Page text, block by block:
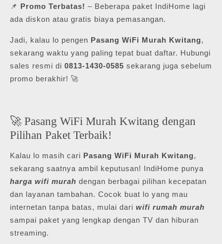
📌 Promo Terbatas! – Beberapa paket IndiHome lagi
ada diskon atau gratis biaya pemasangan.
Jadi, kalau lo pengen Pasang WiFi Murah Kwitang,
sekarang waktu yang paling tepat buat daftar. Hubungi
sales resmi di 0813-1430-0585 sekarang juga sebelum
promo berakhir! 🚀
🚀 Pasang WiFi Murah Kwitang dengan
Pilihan Paket Terbaik!
Kalau lo masih cari Pasang WiFi Murah Kwitang,
sekarang saatnya ambil keputusan! IndiHome punya
harga wifi murah dengan berbagai pilihan kecepatan
dan layanan tambahan. Cocok buat lo yang mau
internetan tanpa batas, mulai dari wifi rumah murah
sampai paket yang lengkap dengan TV dan hiburan
streaming.